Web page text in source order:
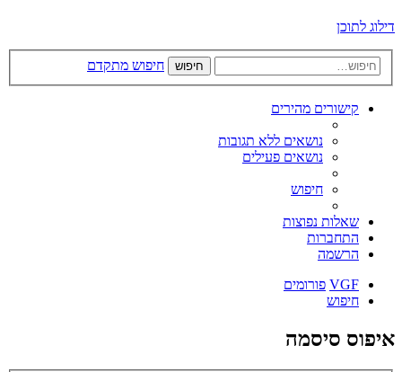
דילוג לתוכן
חיפוש חיפוש מתקדם
קישורים מהירים
נושאים ללא תגובות
נושאים פעילים
חיפוש
שאלות נפוצות
התחברות
הרשמה
VGF פורומים
חיפוש
איפוס סיסמה